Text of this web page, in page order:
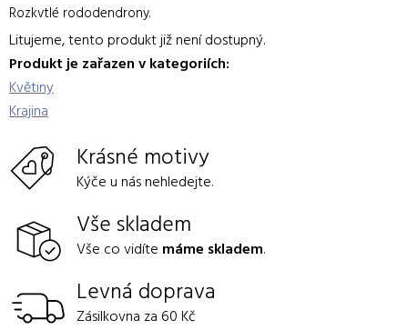
Rozkvtlé rododendrony.
Litujeme, tento produkt již není dostupný.
Produkt je zařazen v kategoriích:
Květiny
Krajina
Krásné motivy
Kýče u nás nehledejte.
Vše skladem
Vše co vidíte máme skladem.
Levná doprava
Zásilkovna za 60 Kč